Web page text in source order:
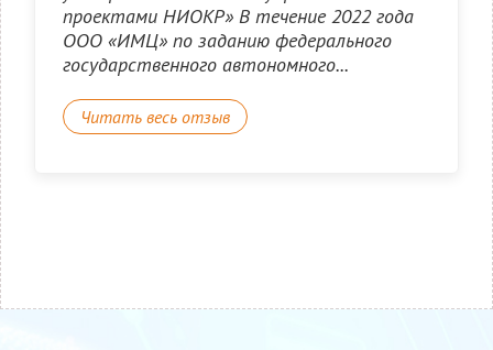
проектами НИОКР» В течение 2022 года
ООО «ИМЦ» по заданию федерального
государственного автономного...
Читать весь отзыв